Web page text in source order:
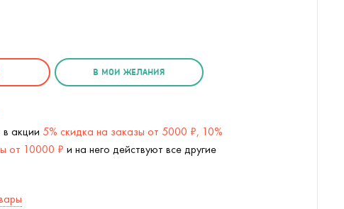
В МОИ ЖЕЛАНИЯ
в акции 5% скидка на заказы от 5000 ₽, 10%
от 10000 ₽ и на него действуют все другие